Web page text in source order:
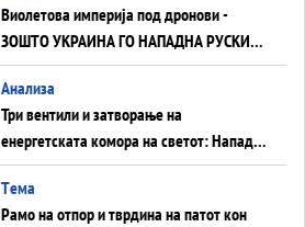
Виолетова империја под дронови -
ЗОШТО УКРАИНА ГО НАПАДНА РУСКИОТ
WILDBERRIES
Aнализа
Три вентили и затворање на
енергетската комора на светот: Нападот
во Суец најавува глобален енергетски
инфаркт?
Tема
Рамо на отпор и тврдина на патот кон